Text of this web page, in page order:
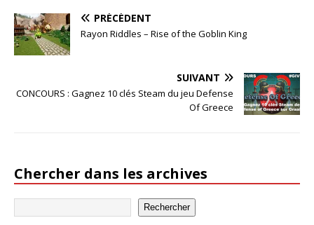
PRÉCÉDENT
Rayon Riddles – Rise of the Goblin King
SUIVANT
CONCOURS : Gagnez 10 clés Steam du jeu Defense
Of Greece
Chercher dans les archives
Rechercher